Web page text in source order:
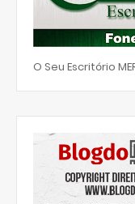
O Seu Escritório